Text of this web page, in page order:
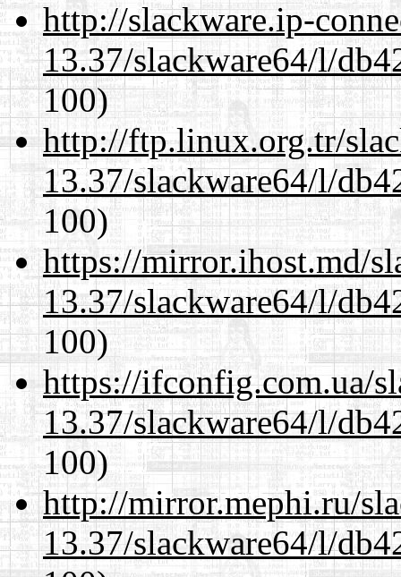
http://slackware.ip-
13.37/slackware64/l/
100)
http://ftp.linux.org.tr/
13.37/slackware64/l/
100)
https://mirror.ihost.md/
13.37/slackware64/l/
100)
https://ifconfig.com.ua/
13.37/slackware64/l/
100)
http://mirror.mephi.ru/
13.37/slackware64/l/